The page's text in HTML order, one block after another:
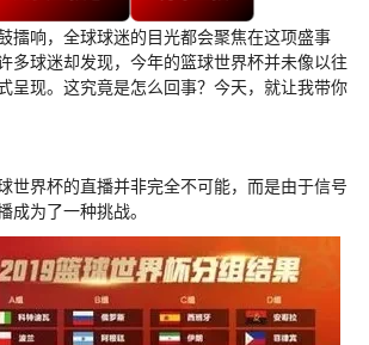
擂响，全球球迷的目光都会聚焦在这项盛事
多球迷却发现，今年的篮球世界杯并未像以往
呈现。这究竟是怎么回事？今天，就让我带你
世界杯的直播并非完全不可能，而是由于信号
成为了一种挑战。